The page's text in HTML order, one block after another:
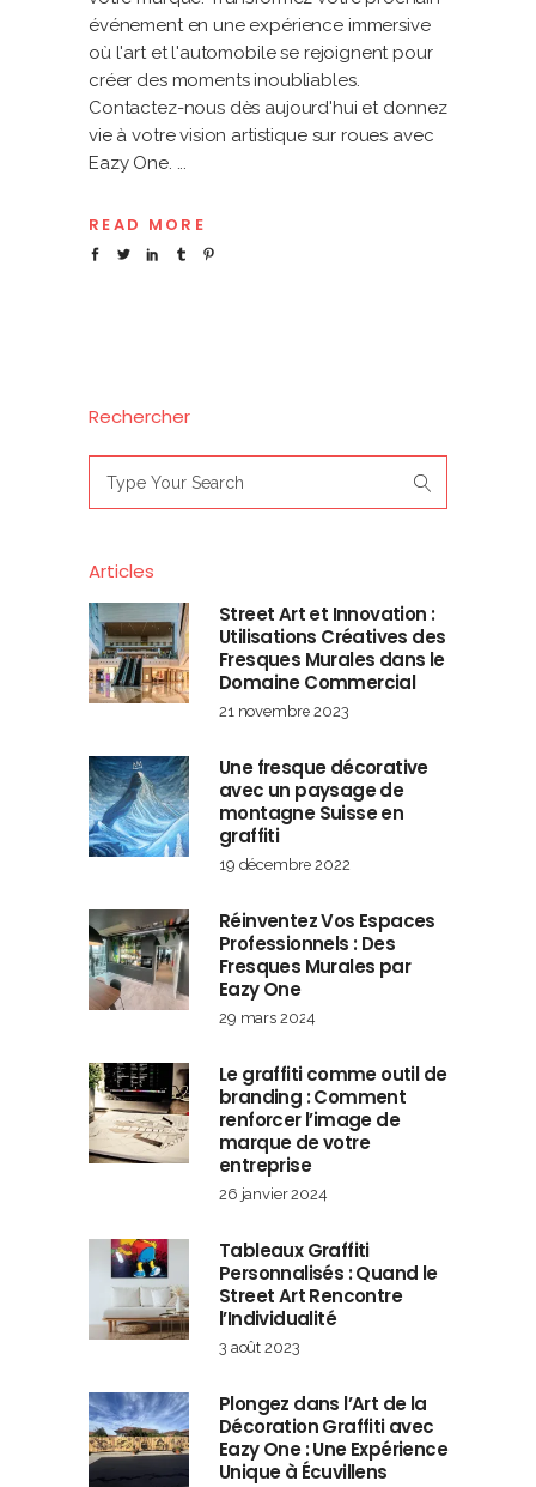
événement en une expérience immersive
où l'art et l'automobile se rejoignent pour
créer des moments inoubliables.
Contactez-nous dès aujourd'hui et donnez
vie à votre vision artistique sur roues avec
Eazy One.
READ MORE
Rechercher
for:
Articles
Street Art et Innovation :
Utilisations Créatives des
Fresques Murales dans le
Domaine Commercial
21 novembre 2023
Une fresque décorative
avec un paysage de
montagne Suisse en
graffiti
19 décembre 2022
Réinventez Vos Espaces
Professionnels : Des
Fresques Murales par
Eazy One
29 mars 2024
Le graffiti comme outil de
branding : Comment
renforcer l’image de
marque de votre
entreprise
26 janvier 2024
Tableaux Graffiti
Personnalisés : Quand le
Street Art Rencontre
l’Individualité
3 août 2023
Plongez dans l’Art de la
Décoration Graffiti avec
Eazy One : Une Expérience
Unique à Écuvillens